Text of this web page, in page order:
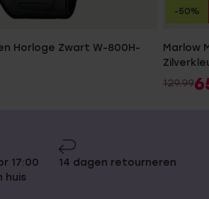
Horloge Zwart W-800H-
Marlow
129.99
-50%
17:00
huis
14 dagen retourneren